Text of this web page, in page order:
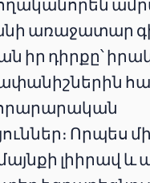
առաջատար
իր դիրքը՝
Որպես
լիիրավ և